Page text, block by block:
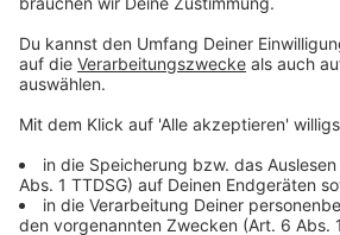
Management
PAY TV & STREAMING
Anzeige
Wer ein SKY Abo hat oder bei
Video angemeldet ist, der hat über
Weihnachtstage natürlich die